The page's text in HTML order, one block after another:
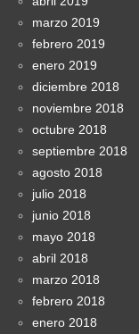
marzo 2019
febrero 2019
enero 2019
diciembre 2018
noviembre 2018
octubre 2018
septiembre 2018
agosto 2018
julio 2018
junio 2018
mayo 2018
abril 2018
marzo 2018
febrero 2018
enero 2018